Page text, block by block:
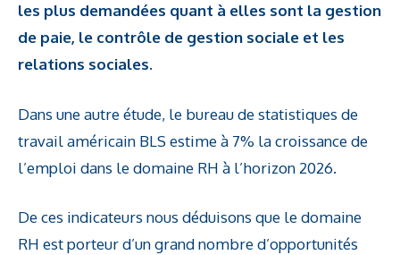
les plus demandées quant à elles sont la gestion
de paie, le contrôle de gestion sociale et les
relations sociales.
Dans une autre étude, le bureau de statistiques de
travail américain BLS estime à 7% la croissance de
l’emploi dans le domaine RH à l’horizon 2026.
De ces indicateurs nous déduisons que le domaine
RH est porteur d’un grand nombre d’opportunités